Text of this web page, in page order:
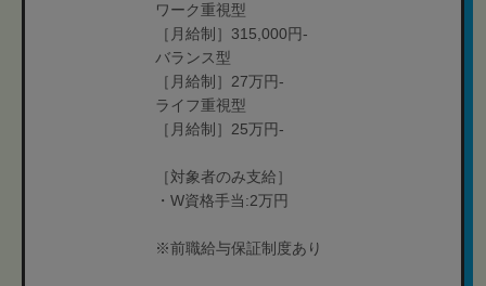
ワーク重視型
［月給制］315,000円-
バランス型
［月給制］27万円-
ライフ重視型
［月給制］25万円-
［対象者のみ支給］
・W資格手当:2万円
※前職給与保証制度あり